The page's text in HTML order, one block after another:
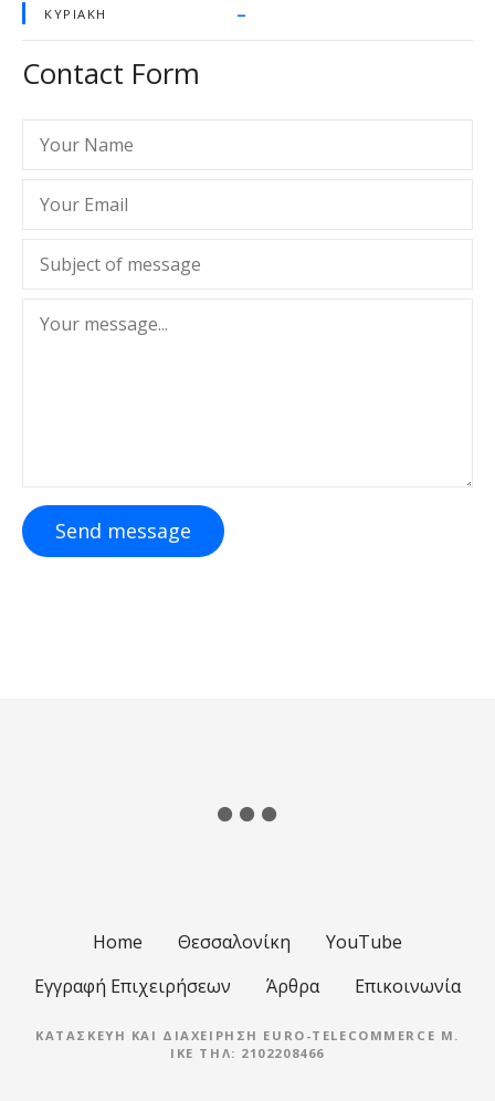
ΚΥΡΙΑΚΉ –
Contact Form
Send message
Home Θεσσαλονίκη
YouTube
Εγγραφή Επιχειρήσεων
Άρθρα Επικοινωνία
ΚΑΤΑΣΚΕΥΉ ΚΑΙ ΔΙΑΧΕΊΡΗΣΗ EURO-TELECOMMERCE M.
IKE ΤΗΛ: 2102208466